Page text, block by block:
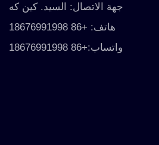
جهة الاتصال: السيد. كين كه
هاتف: +86 18676991998
واتساب:+86 18676991998